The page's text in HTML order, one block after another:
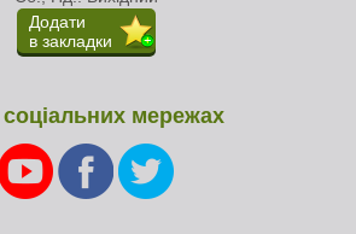
Додати
в закладки
мережах